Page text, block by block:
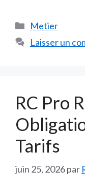
Catégories
Metier
Laisser un
RC Pro
Tarifs
juin 25, 2026par